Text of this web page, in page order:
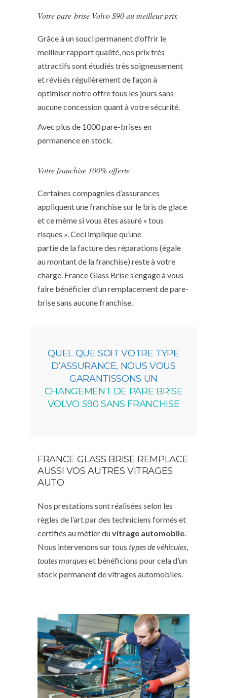
Votre pare-brise Volvo S90 au meilleur prix
Grâce à un souci permanent d’offrir le
meilleur rapport qualité, nos prix très
attractifs sont étudiés très soigneusement
et révisés régulièrement de façon à
optimiser notre offre tous les jours sans
aucune concession quant à votre sécurité.
Avec plus de 1000 pare-brises en
permanence en stock.
Votre franchise 100% offerte
Certaines compagnies d’assurances
appliquent une franchise sur le bris de glace
et ce même si vous êtes assuré « tous
risques ». Ceci implique qu’une
partie de la facture des réparations (égale
au montant de la franchise) reste à votre
charge. France Glass Brise s’engage à vous
faire bénéficier d’un remplacement de pare-
brise sans aucune franchise.
QUEL QUE SOIT VOTRE TYPE
D’ASSURANCE, NOUS VOUS
GARANTISSONS UN
CHANGEMENT DE PARE BRISE
VOLVO S90 SANS FRANCHISE
FRANCE GLASS BRISE REMPLACE
AUSSI VOS AUTRES VITRAGES
AUTO
Nos prestations sont réalisées selon les
règles de l’art par des techniciens formés et
certifiés au métier duvitrage automobile
Nous intervenons sur tous types de véhicules
toutes marqueset bénéficions pour cela d’un
stock permanent de vitrages automobiles.